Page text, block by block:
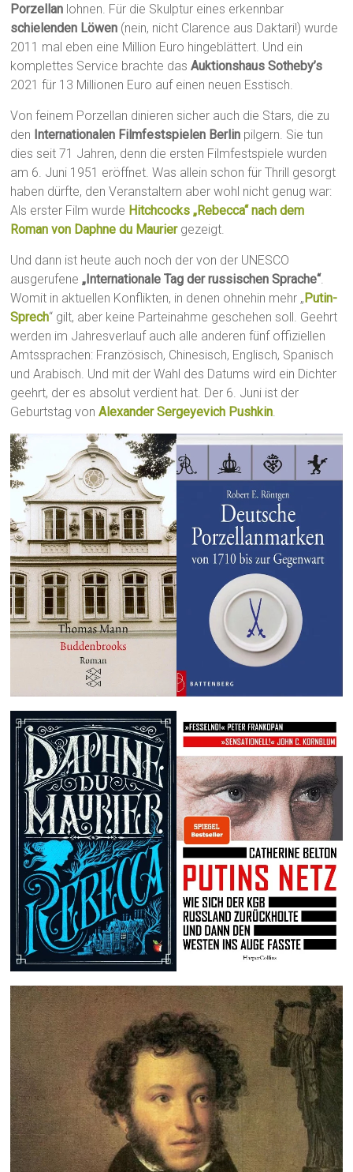
Porzellan lohnen. Für die Skulptur eines erkennbar
schielenden Löwen (nein, nicht Clarence aus Daktari!) wurde
2011 mal eben eine Million Euro hingeblättert. Und ein
komplettes Service brachte dasAuktionshaus Sotheby’s
2021 für 13 Millionen Euro auf einen neuen Esstisch.
Von feinem Porzellan dinieren sicher auch die Stars, die zu
den Internationalen Filmfestspielen Berlin pilgern. Sie tun
dies seit 71 Jahren, denn die ersten Filmfestspiele wurden
am 6. Juni 1951 eröffnet. Was allein schon für Thrill gesorgt
haben dürfte, den Veranstaltern aber wohl nicht genug war:
Als erster Film wurde Hitchcocks „Rebecca“ nach dem
Roman von Daphne du Mauriergezeigt.
Und dann ist heute auch noch der von der UNESCO
ausgerufene„Internationale Tag der russischen Sprache“.
Womit in aktuellen Konflikten, in denen ohnehin mehr „Putin-
Sprech“ gilt, aber keine Parteinahme geschehen soll. Geehrt
werden im Jahresverlauf auch alle anderen fünf offiziellen
Amtssprachen: Französisch, Chinesisch, Englisch, Spanisch
und Arabisch. Und mit der Wahl des Datums wird ein Dichter
geehrt, der es absolut verdient hat. Der 6. Juni ist der
Geburtstag vonAlexander Sergeyevich Pushkin.